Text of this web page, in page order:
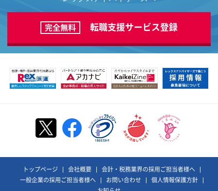
完全無料 転職支援サービス登録
トップページ 会社概要
会計・税務業界の採用ご担当者様へ
一般企業の採用ご担当者様へ
お問い合わせ
個人情報保護方針